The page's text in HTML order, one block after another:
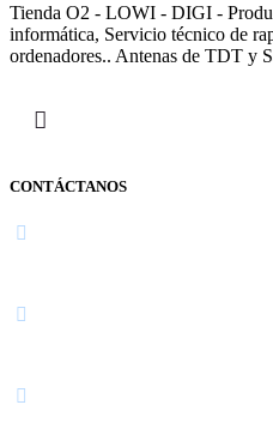
Tienda O2 - LOWI - DIGI -
informática, Servicio técnico de
ordenadores.. Antenas de TDT y
CONTÁCTANOS